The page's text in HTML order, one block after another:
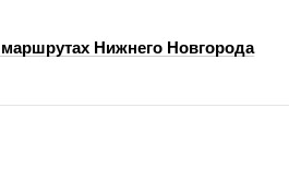
Нижнего Новгорода